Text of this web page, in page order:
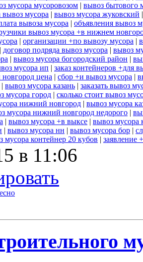
мусора мусоровозом | вывоз бытового
вывоз мусора | вывоз мусора жуковский
вывоза мусора | объявления вывоз
вывоз мусора +в нижнем
| организации +по вывозу мусора |
| договор подряда вывоз мусора | вывоз
| вывоз мусора богородский район |
мусора ип | заказ контейнеров +для
цена | сбор +и вывоз мусора |
| вывоз мусора казань | заказать вывоз
мусора город | сколько стоит вывоз
нижний новгород | вывоз мусора
мусора нижний новгород недорого |
| вывоз мусора +в выксе | вывоз мусора
| вывоз мусора нн | вывоз мусора бор |
мусора контейнер 20 кубов | заявление
в 11:06